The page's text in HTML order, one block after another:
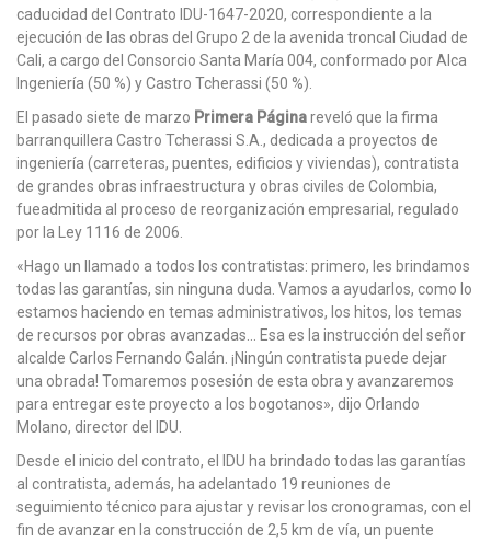
caducidad del Contrato IDU-1647-2020, correspondiente a la
ejecución de las obras del Grupo 2 de la avenida troncal Ciudad de
Cali, a cargo del Consorcio Santa María 004, conformado por Alca
Ingeniería (50 %) y Castro Tcherassi (50 %).
El pasado siete de marzo Primera Páginareveló que la firma
barranquillera Castro Tcherassi S.A., dedicada a proyectos de
ingeniería (carreteras, puentes, edificios y viviendas), contratista
de grandes obras infraestructura y obras civiles de Colombia,
fueadmitida al proceso de reorganización empresarial, regulado
por la Ley 1116 de 2006.
«Hago un llamado a todos los contratistas: primero, les brindamos
todas las garantías, sin ninguna duda. Vamos a ayudarlos, como lo
estamos haciendo en temas administrativos, los hitos, los temas
de recursos por obras avanzadas… Esa es la instrucción del señor
alcalde Carlos Fernando Galán. ¡Ningún contratista puede dejar
una obrada! Tomaremos posesión de esta obra y avanzaremos
para entregar este proyecto a los bogotanos», dijo Orlando
Molano, director del IDU.
Desde el inicio del contrato, el IDU ha brindado todas las garantías
al contratista, además, ha adelantado 19 reuniones de
seguimiento técnico para ajustar y revisar los cronogramas, con el
fin de avanzar en la construcción de 2,5 km de vía, un puente